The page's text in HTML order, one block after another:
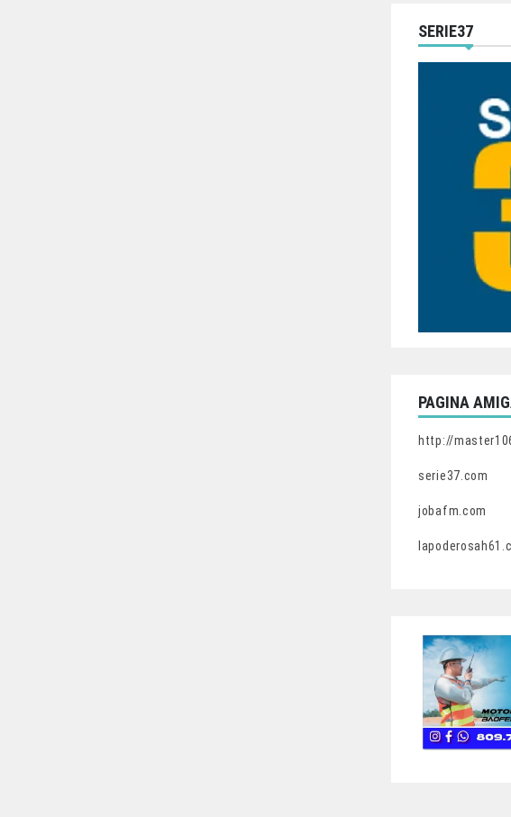
SERIE37
PAGINA
http://
serie37.com
jobafm.com